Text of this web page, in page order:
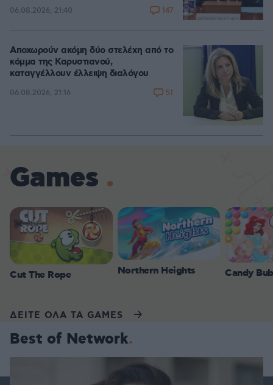
06.08.2026, 21:40 147
Αποχωρούν ακόμη δύο στελέχη από το
κόμμα της Καρυστιανού,
καταγγέλλουν έλλειψη διαλόγου
06.08.2026, 21:16 51
Games
Cut The Rope Northern Heights Candy
ΔΕΙΤΕ ΟΛΑ ΤΑ GAMES
Best of Network